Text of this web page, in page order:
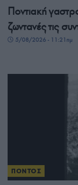
Ποντιακή
ζωντανές τις
5/08/2026 - 11:21πμ
ΠΟΝΤΟΣ